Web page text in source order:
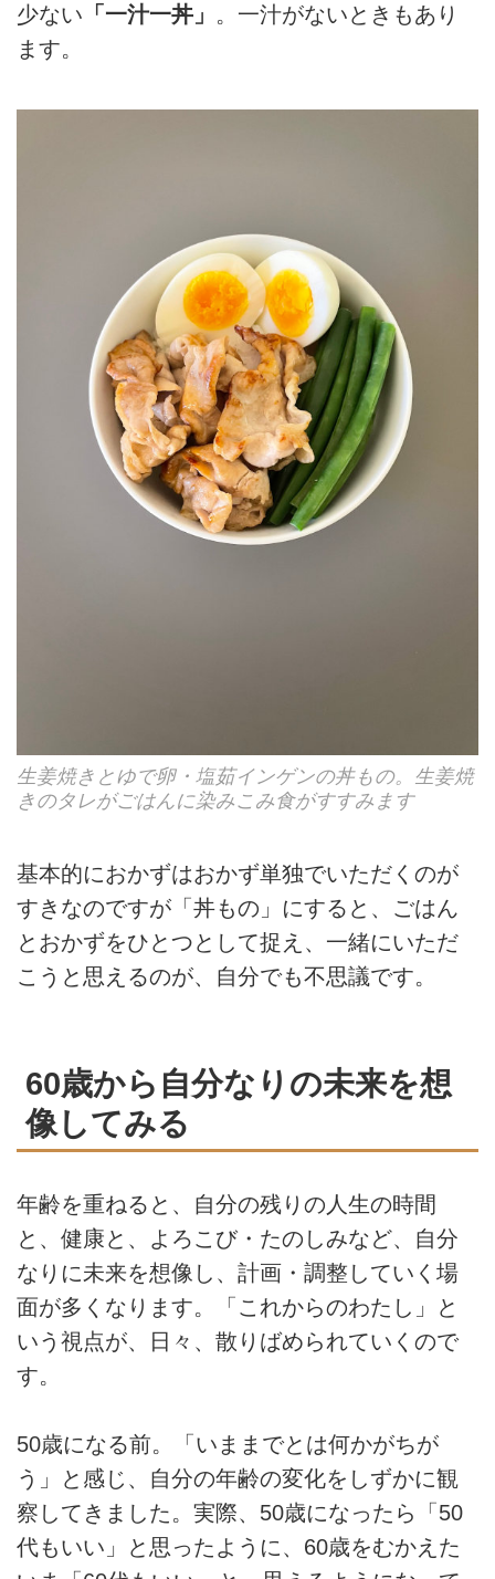
少ない 「一汁一丼」 。一汁がないときもあり
ます。
生姜焼きとゆで卵・塩茹インゲンの丼もの。生姜焼
きのタレがごはんに染みこみ食がすすみます
基本的におかずはおかず単独でいただくのが
すきなのですが「丼もの」にすると、ごはん
とおかずをひとつとして捉え、一緒にいただ
こうと思えるのが、自分でも不思議です。
60歳から自分なりの未来を想
像してみる
年齢を重ねると、自分の残りの人生の時間
と、健康と、よろこび・たのしみなど、自分
なりに未来を想像し、計画・調整していく場
面が多くなります。「これからのわたし」と
いう視点が、日々、散りばめられていくので
す。
50歳になる前。「いままでとは何かがちが
う」と感じ、自分の年齢の変化をしずかに観
察してきました。実際、50歳になったら「50
代もいい」と思ったように、60歳をむかえた